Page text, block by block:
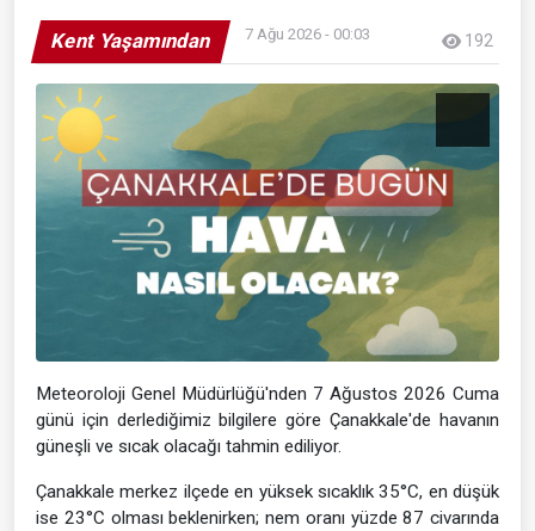
Kent Yaşamından 7 Ağu 2026 - 00:03 192
Meteoroloji Genel Müdürlüğü'nden 7 Ağustos 2026 Cuma
günü için derlediğimiz bilgilere göre Çanakkale'de havanın
güneşli ve sıcak olacağı tahmin ediliyor.
Çanakkale merkez ilçede en yüksek sıcaklık 35°C, en düşük
ise 23°C olması beklenirken; nem oranı yüzde 87 civarında